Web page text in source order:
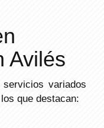
Avilés
servicios variados
que destacan: